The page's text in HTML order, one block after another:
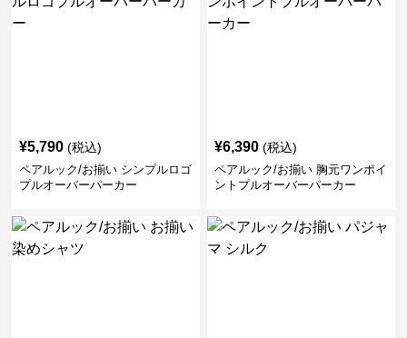
¥5,790 (税込)
ペアルック/お揃い シンプルロゴ
プルオーバーパーカー
¥6,390 (税込)
ペアルック/お揃い 胸元ワンポイ
ントプルオーバーパーカー